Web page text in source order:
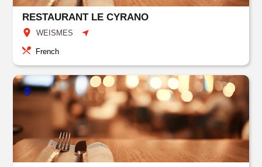
RESTAURANT LE CYRANO
WEISMES
French